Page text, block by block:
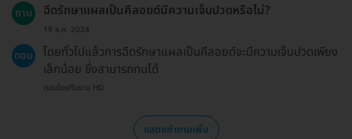
ถาม ฉีดรักษาแผลเป็นคีลอยด์มีความเจ็บปวดหรือไม่?
19 ธ.ค. 2024
ตอบ
โดยทั่วไปแล้วการฉีดรักษาแผลเป็นคีลอยด์จะมีความเจ็บปวดเพียง
เล็กน้อย ซึ่งสามารถทนได้
ตอบโดยทีมงาน HD
แสดงคำถามเพิ่ม